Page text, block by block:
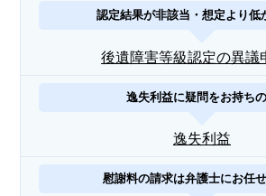
認定結果が非該当・想定より低
後遺障害等級認定の異議
逸失利益に疑問をお持ち
逸失利益
慰謝料の請求は弁護士にお任